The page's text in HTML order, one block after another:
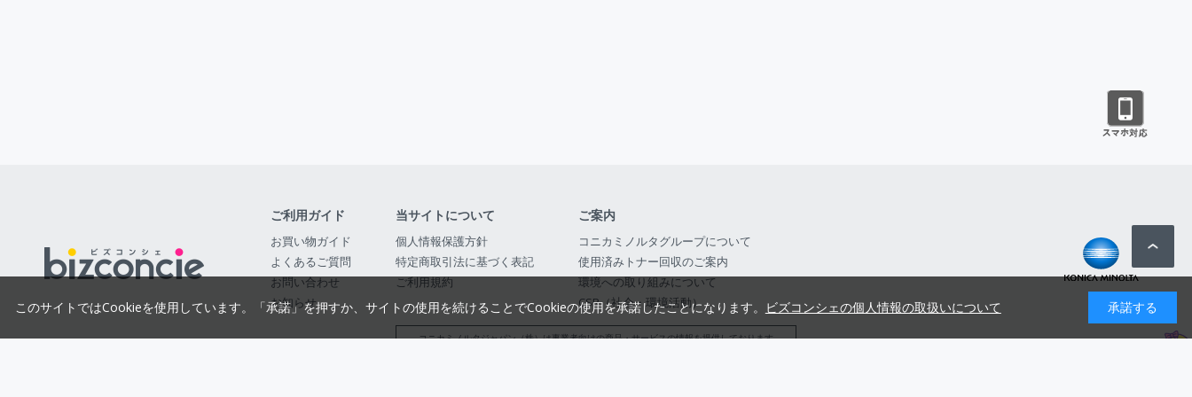
ご利用ガイド
お買い物ガイド
よくあるご質問
お問い合わせ
お知らせ
当サイトについて
個人情報保護方針
特定商取引法に基づく表記
ご利用規約
ご案内
コニカミノルタグループについて
使用済みトナー回収のご案内
環境への取り組みについて
CSR（社会・環境活動）
コニカミノルタジャパン（株）は事業者向けの商品・サービスの情報を提供しております
このサイトではCookieを使用しています。「承諾」を押すか、サイトの使用を続けることでCookieの使用を承諾したことになります。 ビズコンシェの個人情報の取扱いについて 承諾する